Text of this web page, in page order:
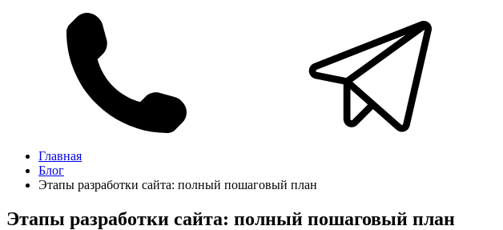
Главная
Блог
Этапы разработки сайта: полный пошаговый план
Этапы разработки сайта: полный пошаговый план